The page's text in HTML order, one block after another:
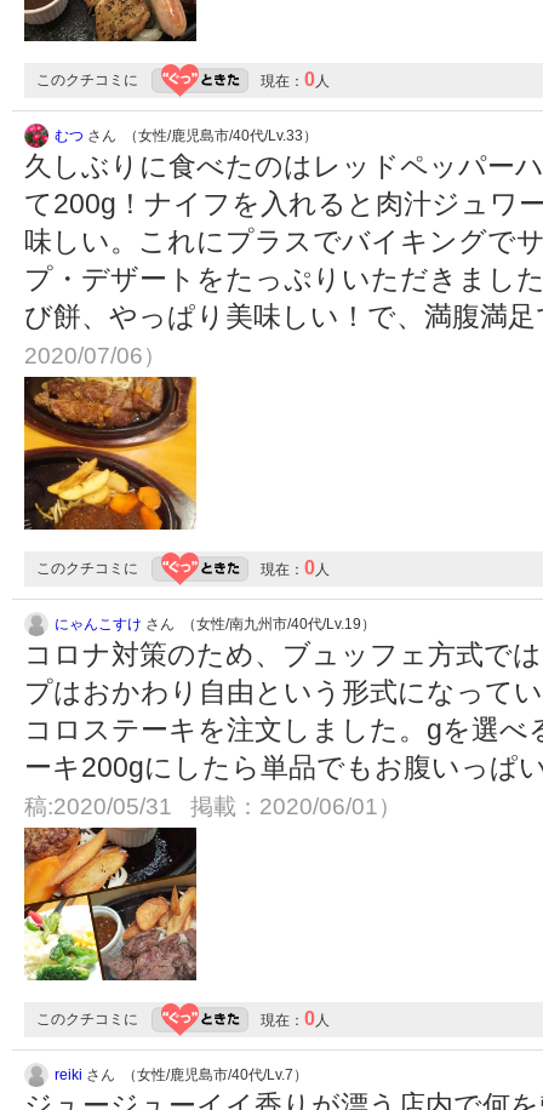
このクチコミに 現在： 0人
むつ さん （女性/鹿児島市/40代/Lv.33）
久しぶりに食べたのはレッドペッパー
て200g！ナイフを入れると肉汁ジュワ
味しい。これにプラスでバイキングで
プ・デザートをたっぷりいただきまし
び餅、やっぱり美味しい！で、満腹満
2020/07/06）
このクチコミに 現在： 0人
にゃんこすけ さん （女性/南九州市/40代/Lv.19）
コロナ対策のため、ブュッフェ方式で
プはおかわり自由という形式になって
コロステーキを注文しました。gを選
ーキ200gにしたら単品でもお腹いっぱ
稿:2020/05/31 掲載：2020/06/01）
このクチコミに 現在： 0人
reiki さん （女性/鹿児島市/40代/Lv.7）